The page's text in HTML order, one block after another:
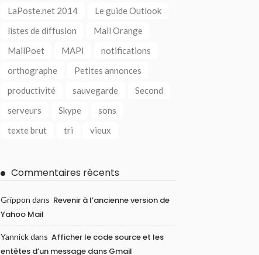
LaPoste.net 2014
Le guide Outlook
listes de diffusion
Mail Orange
MailPoet
MAPI
notifications
orthographe
Petites annonces
productivité
sauvegarde
Second
serveurs
Skype
sons
texte brut
tri vieux
Commentaires récents
Grippon dans Revenir à l’ancienne version de
Yahoo Mail
Yannickdans Afficher le code source et les
entêtes d’un message dans Gmail